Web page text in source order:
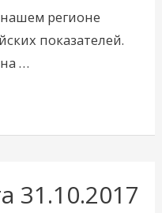
регионе
показателей.
…
31.10.2017